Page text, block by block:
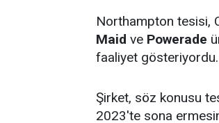
Northampton tesisi,
Maid ve Powerade
faaliyet gösteriyordu.
Şirket, söz konusu
2023'te sona